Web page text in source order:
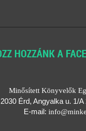
Még több szakmai
HOZZÁNK A
Minősített Könyvelők
2030 Érd, Angyalka u. 1/A
E-mail: info@minke